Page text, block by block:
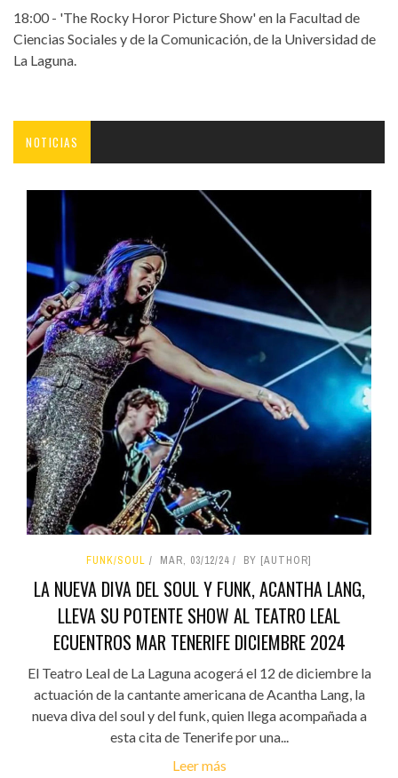
18:00 - 'The Rocky Horor Picture Show' en la Facultad de
Ciencias Sociales y de la Comunicación, de la Universidad de
La Laguna.
NOTICIAS
FUNK/SOUL MAR, 03/12/24 BY [AUTHOR]
LA NUEVA DIVA DEL SOUL Y FUNK, ACANTHA LANG,
LLEVA SU POTENTE SHOW AL TEATRO LEAL
ECUENTROS MAR TENERIFE DICIEMBRE 2024
El Teatro Leal de La Laguna acogerá el 12 de diciembre la
actuación de la cantante americana de Acantha Lang, la
nueva diva del soul y del funk, quien llega acompañada a
esta cita de Tenerife por una...
Leer más